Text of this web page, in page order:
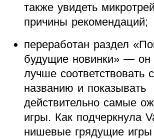
также увидеть
причины рекомендаций;
переработан раздел
будущие новинки» — он
лучше соответствовать
названию и показывать
действительно самые
игры. Как подчеркнула
нишевые грядущие игры